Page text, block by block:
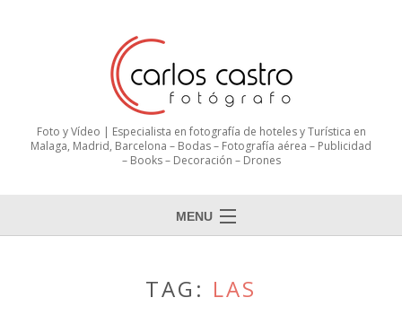
Foto y Vídeo | Especialista en fotografía de hoteles y Turística en
Malaga, Madrid, Barcelona – Bodas – Fotografía aérea – Publicidad
– Books – Decoración – Drones
MENU
TAG: LAS